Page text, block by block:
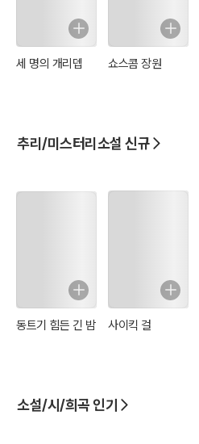
세 명의 개리뎁 쇼스콤 장원
추리/미스터리소설 신규
동트기 힘든 긴 밤 사이킥 걸
소설/시/희곡 인기